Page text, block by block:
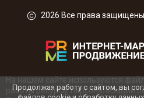
2026 Все права защищены.
На нашем сайте используются
работы ресурса, персонализации
Продолжая работу с сайтом, вы